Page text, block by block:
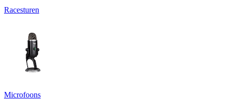
Racesturen
Microfoons